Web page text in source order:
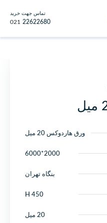
تماس جهت خرید
021 22622680
ورق هاردوکس 20 میل
2000*6000
بنگاه تهران
H 450
20 میل